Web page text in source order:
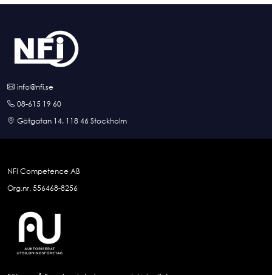
info@nfi.se
08-615 19 60
Götgatan 14, 118 46 Stockholm
NFI Competence AB
Org.nr. 556468-8256